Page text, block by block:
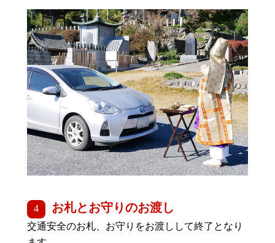
お札とお守りのお渡し
交通安全のお札、お守りをお渡しして終了となり